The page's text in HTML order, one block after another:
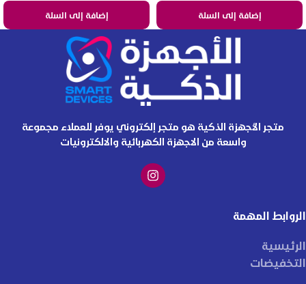
إضافة إلى السلة إضافة إلى السلة
متجر الأجهزة الذكية هو متجر إلكتروني يوفر للعملاء مجموعة
واسعة من الاجهزة الكهربائية والالكترونيات
الروابط المهمة
الرئيسية
التخفيضات